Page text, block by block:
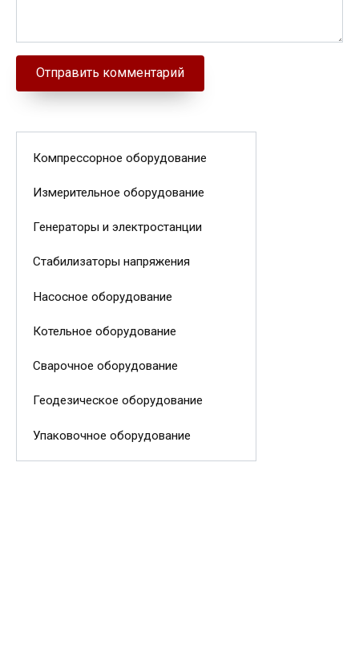
Компрессорное оборудование
Измерительное оборудование
Генераторы и электростанции
Стабилизаторы напряжения
Насосное оборудование
Котельное оборудование
Сварочное оборудование
Геодезическое оборудование
Упаковочное оборудование